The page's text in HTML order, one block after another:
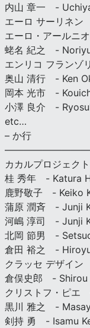
内山 章一 -
エーロ サーリネ
エーロ・アールニ
蛯名 紀之 -
エンリコ フラン
奥山 清行 - Ken
岡本 光市 -
小澤 良介 -
etc…
– か行
カカルプロジェク
桂 秀年 - Katura
鹿野敬子 - Keiko
蒲原 潤斉 - Junji
河嶋 淳司 - Junji
北岡 節男 -
倉田 裕之 -
クラッセ デザイ
倉俣史郎 - Shirou
クリストフ・ピ
黒川 雅之 -
剣持 勇 - Isamu